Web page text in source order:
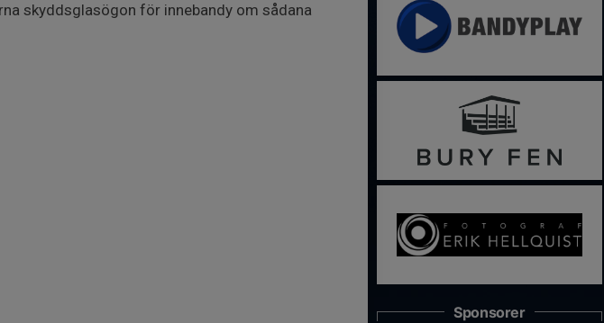
skyddsglasögon för innebandy om sådana
Sponsorer